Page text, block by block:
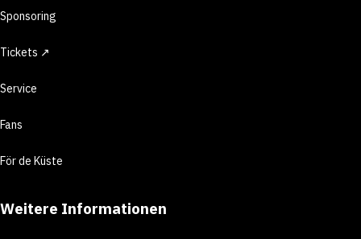
Sponsoring
Tickets ↗
Service
Fans
För de Küste
Weitere Informationen